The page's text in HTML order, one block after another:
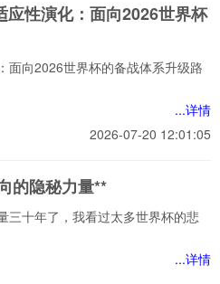
应性演化：面向2026世界杯
面向2026世界杯的备战体系升级路
...详情
2026-07-20 12:01:05
的隐秘力量**
三十年了，我看过太多世界杯的悲
...详情